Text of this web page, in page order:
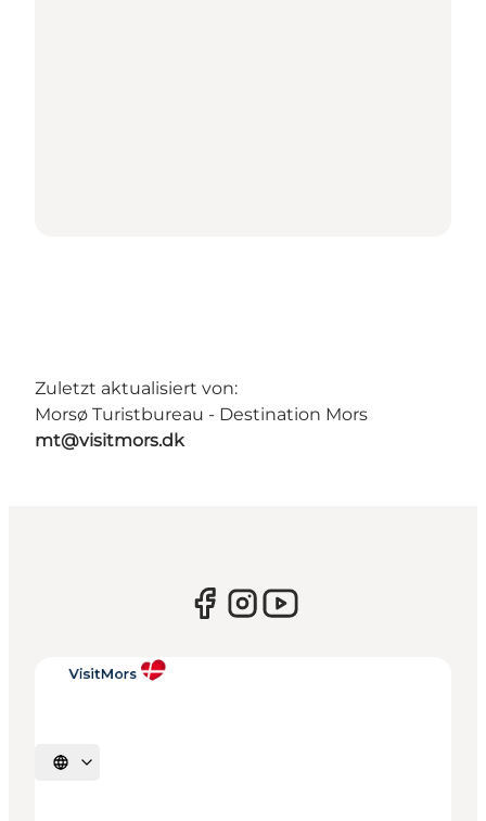
Zuletzt aktualisiert von:
Morsø Turistbureau - Destination Mors
mt@visitmors.dk
Sprache auswählen